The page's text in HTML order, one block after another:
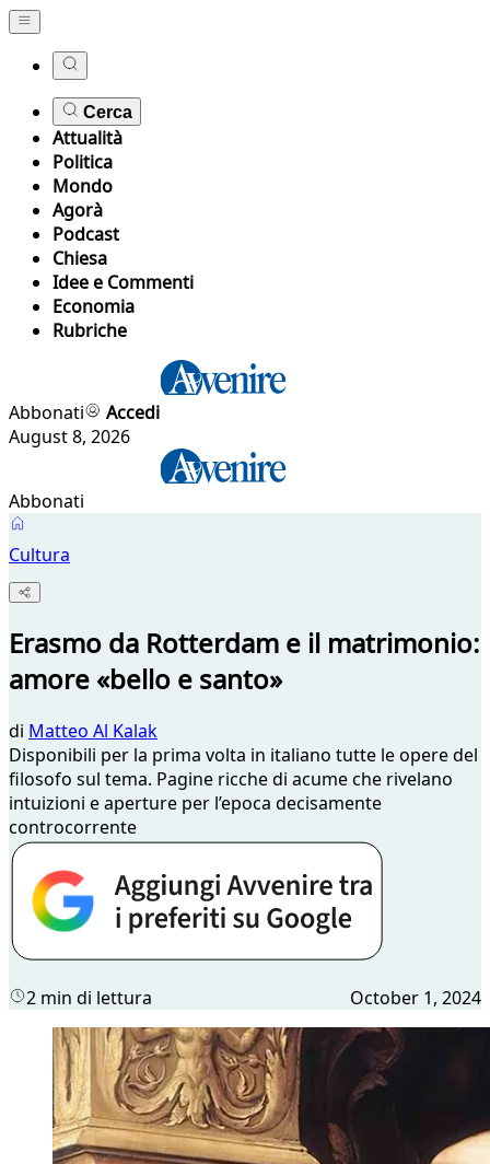
Cerca
Attualità
Politica
Mondo
Agorà
Podcast
Chiesa
Idee e Commenti
Economia
Rubriche
Abbonati
Accedi
August 8, 2026
Abbonati
Cultura
Erasmo da Rotterdam e il matrimonio:
amore «bello e santo»
di Matteo Al Kalak
Disponibili per la prima volta in italiano tutte le opere del
filosofo sul tema. Pagine ricche di acume che rivelano
intuizioni e aperture per l’epoca decisamente
controcorrente
2 min di lettura October 1, 2024